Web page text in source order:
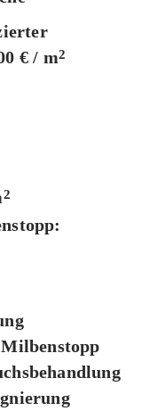
€ / m2
2